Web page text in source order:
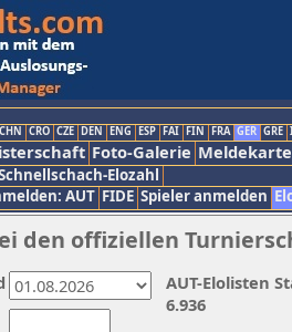
CHN CRO CZE DEN ENG ESP FAI FIN FRA GER GRE
Foto-Galerie
Elozahl
AUT FIDE Spieler anmelden
den offiziellen
AUT-Elolisten
6.936